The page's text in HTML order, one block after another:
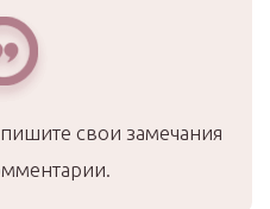
свои замечания